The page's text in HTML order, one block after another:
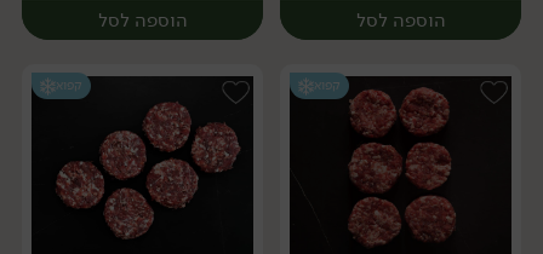
הוספה לסל הוספה לסל
קפוא קפוא